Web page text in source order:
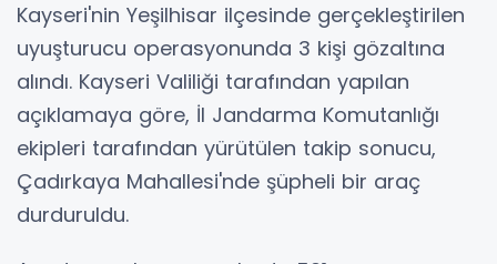
Kayseri'nin Yeşilhisar ilçesinde gerçekleştirilen
uyuşturucu operasyonunda 3 kişi gözaltına
alındı. Kayseri Valiliği tarafından yapılan
açıklamaya göre, İl Jandarma Komutanlığı
ekipleri tarafından yürütülen takip sonucu,
Çadırkaya Mahallesi'nde şüpheli bir araç
durduruldu.